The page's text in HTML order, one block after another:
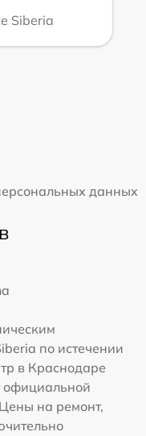
Siberia
данных
по истечении
в Краснодаре
официальной
на ремонт,